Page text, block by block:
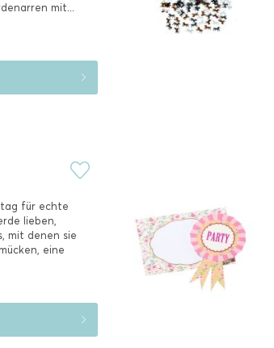
mit...
für echte
lieben,
mit denen sie
eine